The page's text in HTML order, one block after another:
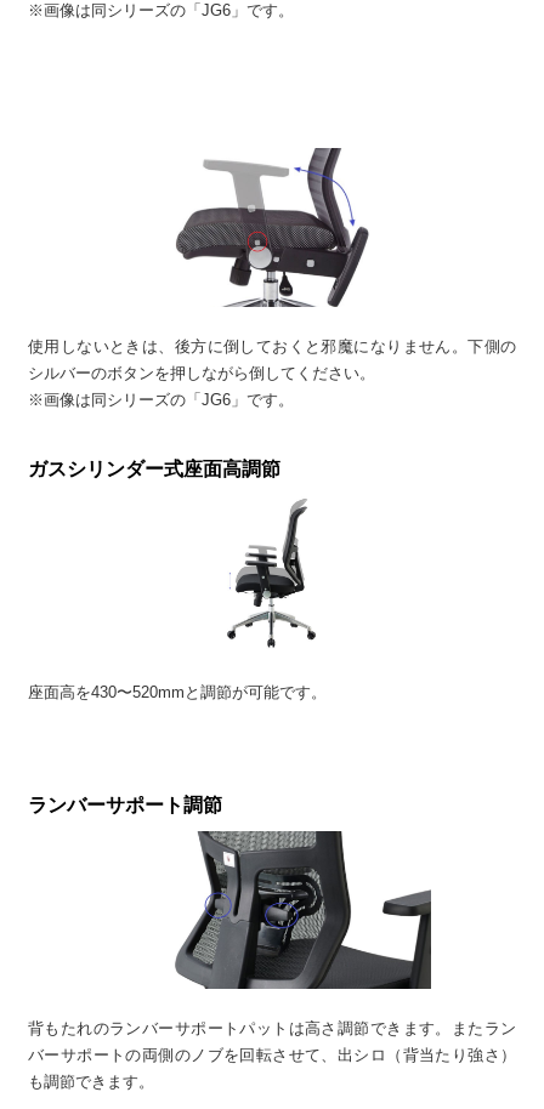
※画像は同シリーズの「JG6」です。
使用しないときは、後方に倒しておくと邪魔になりません。下側の
シルバーのボタンを押しながら倒してください。
※画像は同シリーズの「JG6」です。
ガスシリンダー式座面高調節
座面高を430〜520mmと調節が可能です。
ランバーサポート調節
背もたれのランバーサポートパットは高さ調節できます。またラン
バーサポートの両側のノブを回転させて、出シロ（背当たり強さ）
も調節できます。